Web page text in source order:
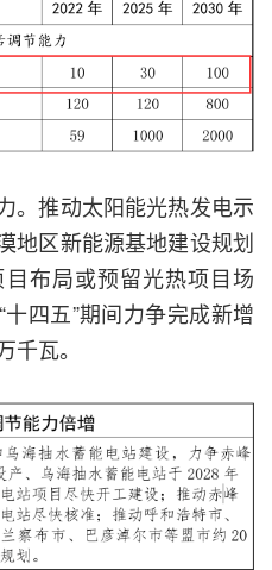
。推动太阳能光热发电示
地区新能源基地建设规划
布局或预留光热项目场
四五”期间力争完成新增
瓦。